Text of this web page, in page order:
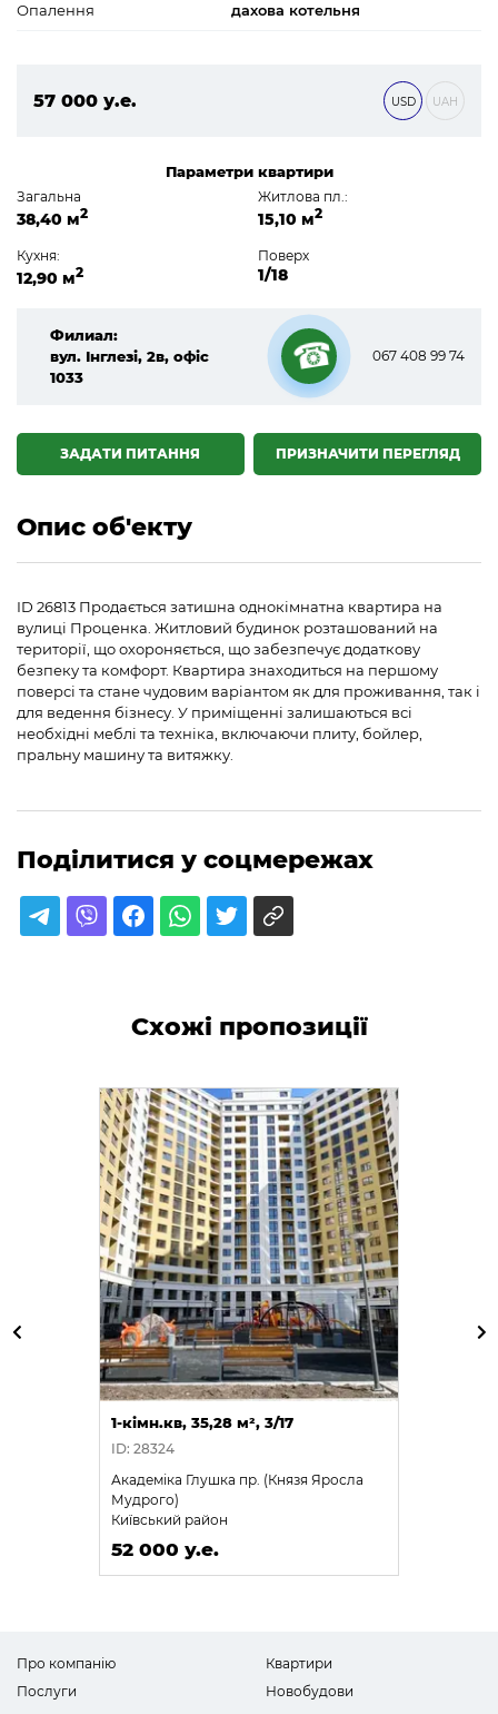
Опалення дахова котельня
57 000 у.е.
USD UAH
Параметри квартири
Загальна
38,40 м2
Житлова пл.:
15,10 м2
Кухня:
12,90 м2
Поверх
1/18
Филиал:
вул. Інглезі, 2в, офіс
1033
☎
067 408 99 74
ПРИЗНАЧИТИ ПЕРЕГЛЯД
ЗАДАТИ ПИТАННЯ
Опис об'екту
ID 26813 Продається затишна однокімнатна квартира на
вулиці Проценка. Житловий будинок розташований на
території, що охороняється, що забезпечує додаткову
безпеку та комфорт. Квартира знаходиться на першому
поверсі та стане чудовим варіантом як для проживання, так і
для ведення бізнесу. У приміщенні залишаються всі
необхідні меблі та техніка, включаючи плиту, бойлер,
пральну машину та витяжку.
Поділитися у соцмережах
Схожі пропозиції
1-кімн.кв, 35,28 м², 3/17
ID: 28324
Академіка Глушка пр. (Князя Яросла
Мудрого)
Київський район
52 000 у.е.
Про компанію
Послуги
Квартири
Новобудови